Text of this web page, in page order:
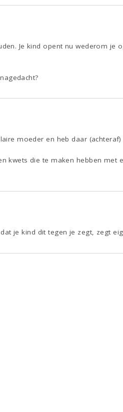
Je kind opent nu wederom je
moeder en heb daar
kwets die te maken hebben
je kind dit tegen je zegt, zegt